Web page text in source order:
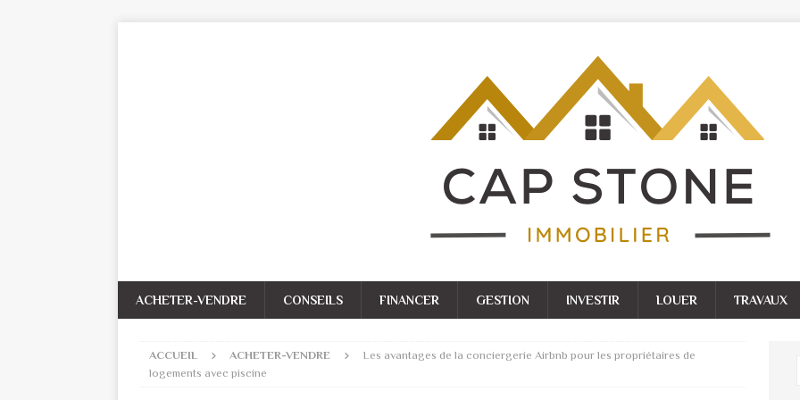
ACHETER-VENDRE CONSEILS FINANCER GESTION INVESTIR LOUER TRAVAUX
ACCUEIL ACHETER-VENDRE
Les avantages de la conciergerie Airbnb pour les propriétaires de
logements avec piscine